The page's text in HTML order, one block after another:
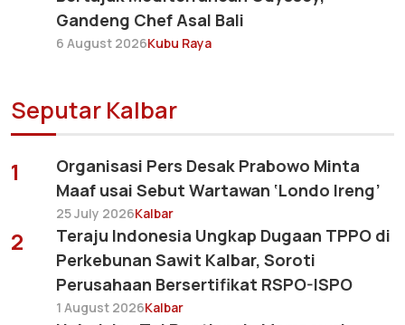
Gandeng Chef Asal Bali
6 August 2026Kubu Raya
Seputar Kalbar
1
Organisasi Pers Desak Prabowo Minta
Maaf usai Sebut Wartawan ‘Londo Ireng’
25 July 2026Kalbar
2
Teraju Indonesia Ungkap Dugaan TPPO di
Perkebunan Sawit Kalbar, Soroti
Perusahaan Bersertifikat RSPO-ISPO
1 August 2026Kalbar